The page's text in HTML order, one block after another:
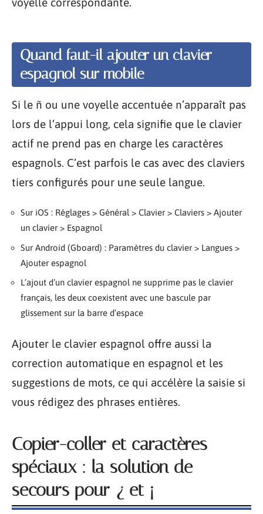
Quand faut-il ajouter un clavier
espagnol sur mobile
Si le ñ ou une voyelle accentuée n’apparaît pas
lors de l’appui long, cela signifie que le clavier
actif ne prend pas en charge les caractères
espagnols. C’est parfois le cas avec des claviers
tiers configurés pour une seule langue.
Sur iOS : Réglages > Général > Clavier > Claviers > Ajouter
un clavier > Espagnol
Sur Android (Gboard) : Paramètres du clavier > Langues >
Ajouter espagnol
L’ajout d’un clavier espagnol ne supprime pas le clavier
français, les deux coexistent avec une bascule par
glissement sur la barre d’espace
Ajouter le clavier espagnol offre aussi la
correction automatique en espagnol et les
suggestions de mots, ce qui accélère la saisie si
vous rédigez des phrases entières.
Copier-coller et caractères
spéciaux : la solution de
secours pour ¿ et ¡